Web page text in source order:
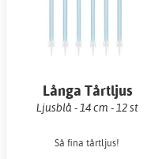
Långa Tårtljus
Ljusblå - 14 cm - 12 st
Så fina tårtljus!